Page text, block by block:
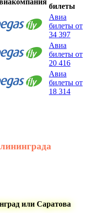
билеты
Авиа
билеты от
34 397
Авиа
билеты от
20 416
Авиа
билеты от
18 314
или Саратова